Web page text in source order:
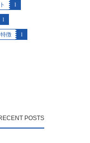
1
1
特徴
1